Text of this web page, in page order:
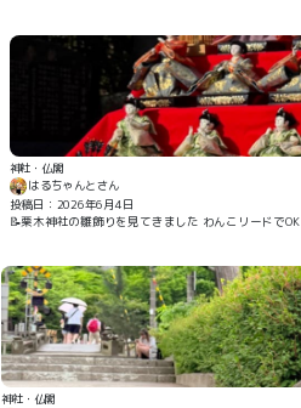
神社・仏閣
はるちゃんとさん
投稿日：2026年6月4日
📝栗木神社の雛飾りを見てきました わんこリードでOK
神社・仏閣